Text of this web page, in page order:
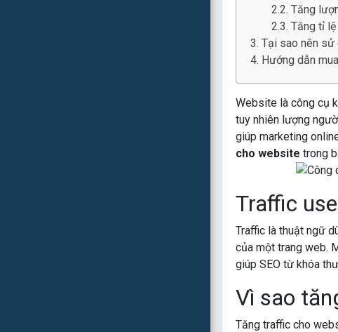
Tăng
Tăng tỉ lệ
Tại sao nên sử
Hướng dẫn
Website là công cụ
tuy nhiên lượng
giúp marketing
cho website trong
Traffic
Traffic là thuật ngữ
của một trang web.
giúp SEO từ khóa
Vì sao
Tăng traffic cho